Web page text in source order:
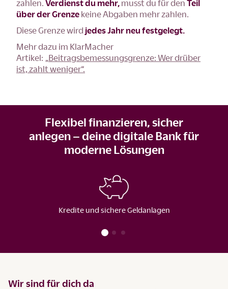
zahlen. Verdienst du mehr, musst du für den Teil
über der Grenze keine Abgaben mehr zahlen.
Diese Grenze wird jedes Jahr neu festgelegt.
Mehr dazu im KlarMacher
Artikel: „Beitragsbemessungsgrenze: Wer drüber
ist, zahlt weniger“.
Flexibel finanzieren, sicher
anlegen – deine digitale Bank für
moderne Lösungen
Kredite und sichere Geldanlagen
Wir sind für dich da